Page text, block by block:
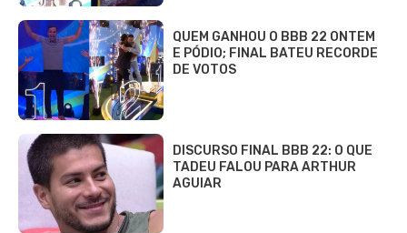
QUEM GANHOU O BBB 22 ONTEM
E PÓDIO; FINAL BATEU RECORDE
DE VOTOS
DISCURSO FINAL BBB 22: O QUE
TADEU FALOU PARA ARTHUR
AGUIAR